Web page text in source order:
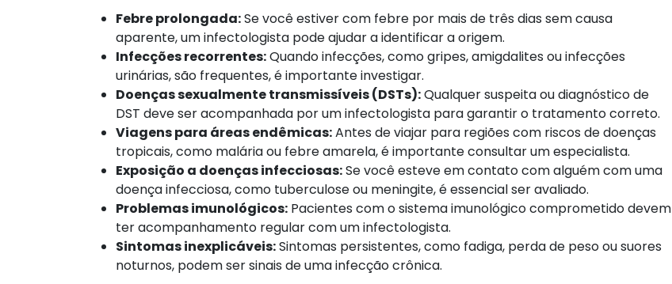
Febre prolongada:Se você estiver com febre por mais de três dias sem causa
aparente, um infectologista pode ajudar a identificar a origem.
Infecções recorrentes:Quando infecções, como gripes, amigdalites ou infecções
urinárias, são frequentes, é importante investigar.
Doenças sexualmente transmissíveis (DSTs):Qualquer suspeita ou diagnóstico de
DST deve ser acompanhada por um infectologista para garantir o tratamento correto.
Viagens para áreas endêmicas:Antes de viajar para regiões com riscos de doenças
tropicais, como malária ou febre amarela, é importante consultar um especialista.
Exposição a doenças infecciosas:Se você esteve em contato com alguém com uma
doença infecciosa, como tuberculose ou meningite, é essencial ser avaliado.
Problemas imunológicos: Pacientes com o sistema imunológico comprometido devem
ter acompanhamento regular com um infectologista.
Sintomas inexplicáveis:Sintomas persistentes, como fadiga, perda de peso ou suores
noturnos, podem ser sinais de uma infecção crônica.